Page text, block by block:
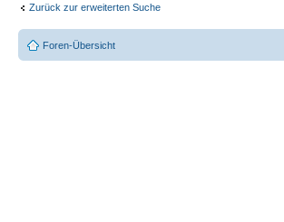
Zurück zur erweiterten Suche
Foren-Übersicht